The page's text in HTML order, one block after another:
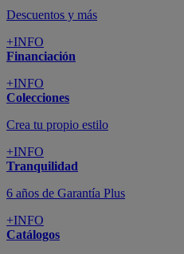
Descuentos y más
+INFO
Financiación
+INFO
Colecciones
Crea tu propio estilo
+INFO
Tranquilidad
6 años de Garantía Plus
+INFO
Catálogos